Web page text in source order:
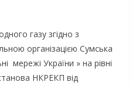
газу згідно з
організацією Сумська
мережі України » на рівні
НКРЕКП від